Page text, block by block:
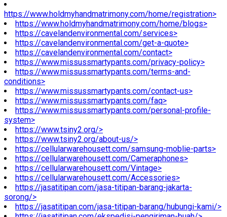
https://www.holdmyhandmatrimony.com/home/registration>
https://www.holdmyhandmatrimony.com/home/blogs>
https://cavelandenvironmental.com/services>
https://cavelandenvironmental.com/get-a-quote>
https://cavelandenvironmental.com/contact>
https://www.missussmartypants.com/privacy-policy>
https://www.missussmartypants.com/terms-and-
conditions>
https://www.missussmartypants.com/contact-us>
https://www.missussmartypants.com/faq>
https://www.missussmartypants.com/personal-profile-
system>
https://www.tsiny2.org/>
https://www.tsiny2.org/about-us/>
https://cellularwarehousett.com/samsung-moblie-parts>
https://cellularwarehousett.com/Cameraphones>
https://cellularwarehousett.com/Vintage>
https://cellularwarehousett.com/Accessories>
https://jasatitipan.com/jasa-titipan-barang-jakarta-
sorong/>
https://jasatitipan.com/jasa-titipan-barang/hubungi-kami/>